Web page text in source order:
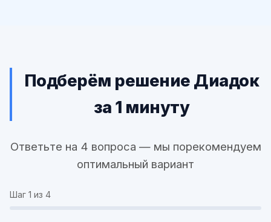
Подберём решение Диадок
за 1 минуту
Ответьте на 4 вопроса — мы порекомендуем
оптимальный вариант
Шаг 1 из 4